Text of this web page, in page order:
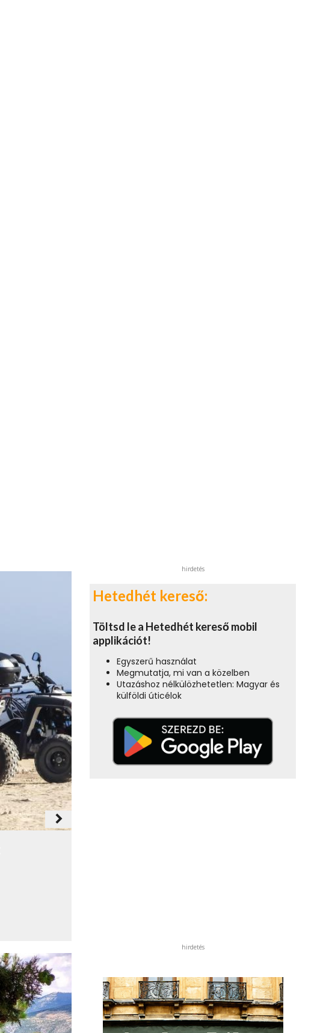
navigate_next
hirdetés
Hetedhét kereső:
Töltsd le a Hetedhét kereső mobil
applikációt!
Egyszerű használat
Megmutatja, mi van a közelben
Utazáshoz nélkülözhetetlen: Magyar és
külföldi úticélok
hirdetés